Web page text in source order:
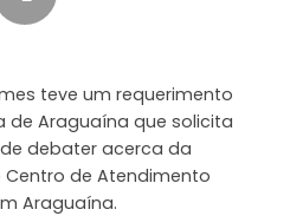
teve um requerimento
Araguaína que solicita
debater acerca da
de Atendimento
Araguaína.